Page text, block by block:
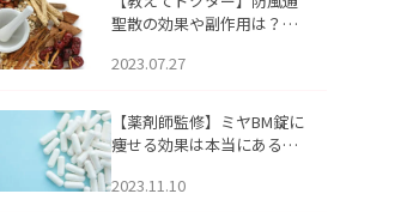
聖散の効果や副作用は？長
2023.07.27
【薬剤師監修】ミヤBM錠に
痩せる効果は本当にある
2023.11.10